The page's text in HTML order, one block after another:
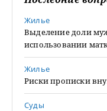
Жилье
Выделение доли
использовании
Жилье
Риски прописки
Суды